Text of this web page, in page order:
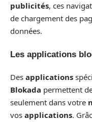
publicités, ces
de chargement des
données.
Les applications
Des applications
Blokada permettent
seulement dans votre
vos applications.